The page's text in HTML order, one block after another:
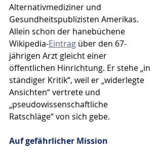
Alternativmediziner und
Gesundheitspublizisten Amerikas.
Allein schon der hanebüchene
Wikipedia-Eintrag über den 67-
jährigen Arzt gleicht einer
öffentlichen Hinrichtung. Er stehe „in
ständiger Kritik“, weil er „widerlegte
Ansichten“ vertrete und
„pseudowissenschaftliche
Ratschläge“ von sich gebe.
Auf gefährlicher Mission